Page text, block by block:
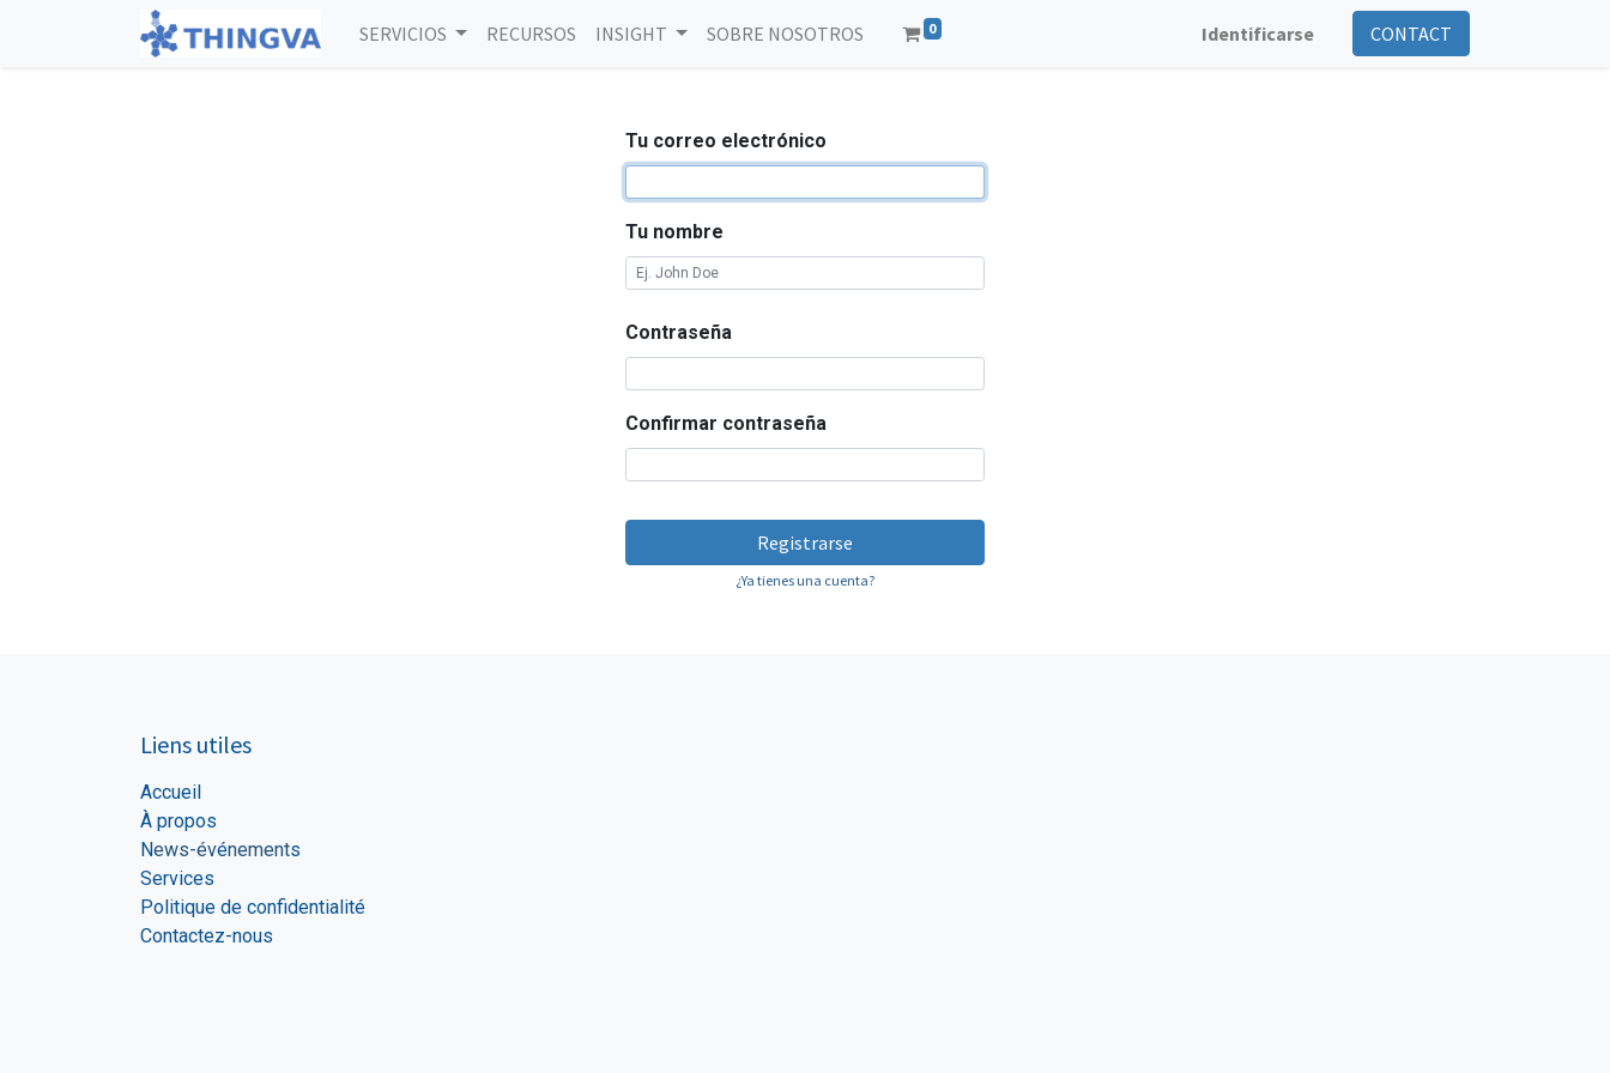
SERVICIOS RECURSOS INSIGHT SOBRE NOSOTROS 0 Identificarse CONTACT
Tu correo electrónico
Tu nombre
Contraseña
Confirmar contraseña
Registrarse
¿Ya tienes una cuenta?
Liens utiles
Accueil
À propos
News-événements
Services
Politique de confidentialité
Contactez-nous